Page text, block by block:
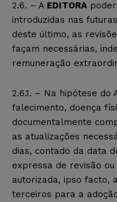
2.6. – A EDITORA
introduzidas nas
deste último, as
façam necessárias,
remuneração
2.6.1. – Na hipótese do
falecimento, doença
documentalmente
as atualizações
dias, contado da data
expressa de revisão
autorizada, ipso facto,
terceiros para a